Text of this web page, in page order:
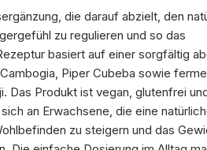
die darauf abzielt, den
zu regulieren und so das
basiert auf einer sorgfältig
Piper Cubeba sowie
Das Produkt ist vegan, glutenfrei
an Erwachsene, die eine
zu steigern und das